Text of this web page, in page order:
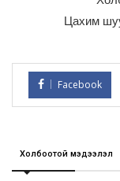
Цахим
Facebook
Холбоотой мэдээлэл